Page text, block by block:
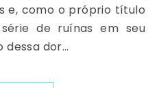
e, como o próprio título
de ruínas em seu
dessa dor…